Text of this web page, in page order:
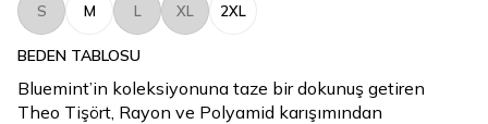
S M L XL 2XL
BEDEN TABLOSU
Bluemint’in koleksiyonuna taze bir dokunuş getiren
Theo Tişört, Rayon ve Polyamid karışımından